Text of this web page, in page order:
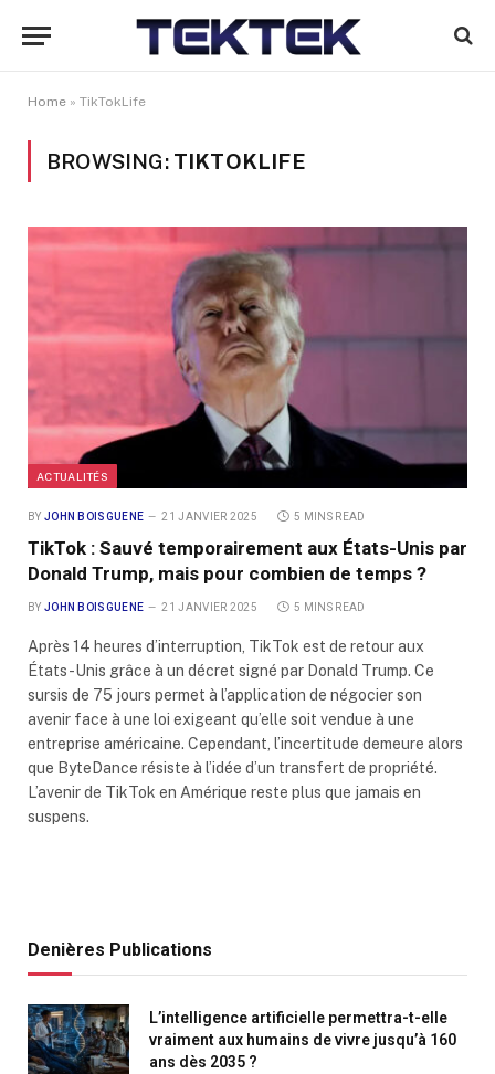
Home » TikTokLife
BROWSING: TIKTOKLIFE
ACTUALITÉS
BY JOHN BOISGUENE 21 JANVIER 2025 5 MINS READ
TikTok : Sauvé temporairement aux États-Unis par
Donald Trump, mais pour combien de temps ?
BY JOHN BOISGUENE 21 JANVIER 2025 5 MINS READ
Après 14 heures d’interruption, TikTok est de retour aux
États-Unis grâce à un décret signé par Donald Trump. Ce
sursis de 75 jours permet à l’application de négocier son
avenir face à une loi exigeant qu’elle soit vendue à une
entreprise américaine. Cependant, l’incertitude demeure alors
que ByteDance résiste à l’idée d’un transfert de propriété.
L’avenir de TikTok en Amérique reste plus que jamais en
suspens.
Denières Publications
L’intelligence artificielle permettra-t-elle
vraiment aux humains de vivre jusqu’à 160
ans dès 2035 ?